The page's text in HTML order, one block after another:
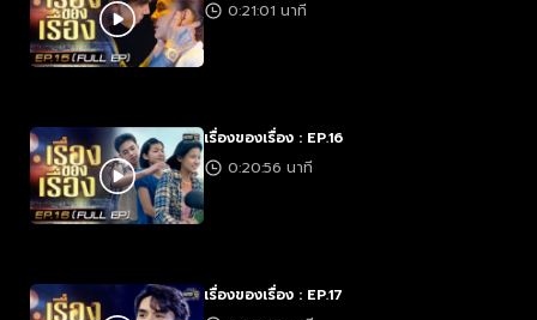
0:21:01 นาที
เรื่องของเรื่อง : EP.16
0:20:56 นาที
เรื่องของเรื่อง : EP.17